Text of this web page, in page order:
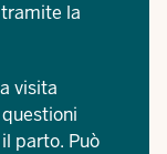
la
visita
parto. Può